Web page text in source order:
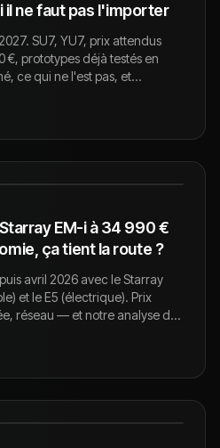
il ne faut pas l'importer
SU7, YU7, prix attendus
€, prototypes déjà testés en
ce qui ne l'est pas, et
EM-i à 34 990 €
ça tient la route ?
avril 2026 avec le Starray
et le E5 (électrique). Prix
réseau — et notre analyse de